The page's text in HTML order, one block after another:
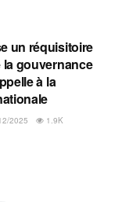
un réquisitoire
gouvernance
à la
2025 1.9K